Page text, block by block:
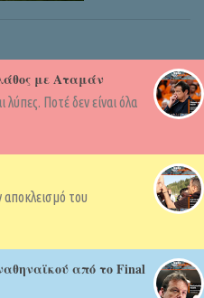
με Αταμάν
Ποτέ δεν είναι όλα
του
από το Final